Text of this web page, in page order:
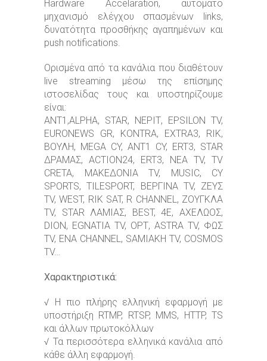
Hardware Accelaration, αυτόματο
μηχανισμό ελέγχου σπασμένων links,
δυνατότητα προσθήκης αγαπημένων και
push notifications.
Oρισμένα από τα κανάλια που διαθέτουν
live streaming μέσω της επίσημης
ιστοσελίδας τους και υποστηρίζουμε
είναι:
ΑΝΤ1,ALPHA, STAR, ΝΕΡΙΤ, EPSILON TV,
EURONEWS GR, KONTRA, EXTRA3, RIK,
ΒΟΥΛΗ, MEGA CY, ANT1 CY, ERT3, STAR
ΔΡΑΜΑΣ, ACTION24, ERT3, NEA TV, TV
CRETA, ΜΑΚΕΔΟΝΙΑ TV, MUSIC, CY
SPORTS, TILESPORT, ΒΕΡΓΙΝΑ TV, ΖΕΥΣ
TV, WEST, RIK SAT, R CHANNEL, ΖΟΥΓΚΛΑ
TV, STAR ΛΑΜΙΑΣ, BEST, 4E, ΑΧΕΛΩΟΣ,
DION, EGNATIA TV, ΟΡΤ, ASTRA TV, ΦΩΣ
TV, ENA CHANNEL, SAMIAKH TV, COSMOS
TV…
Χαρακτηριστικά:
√ Η πιο πλήρης ελληνική εφαρμογή με
υποστήριξη RTMP, RTSP, MMS, HTTP, TS
και άλλων πρωτοκόλλων
√ Τα περισσότερα ελληνικά κανάλια από
κάθε άλλη εφαρμογή.